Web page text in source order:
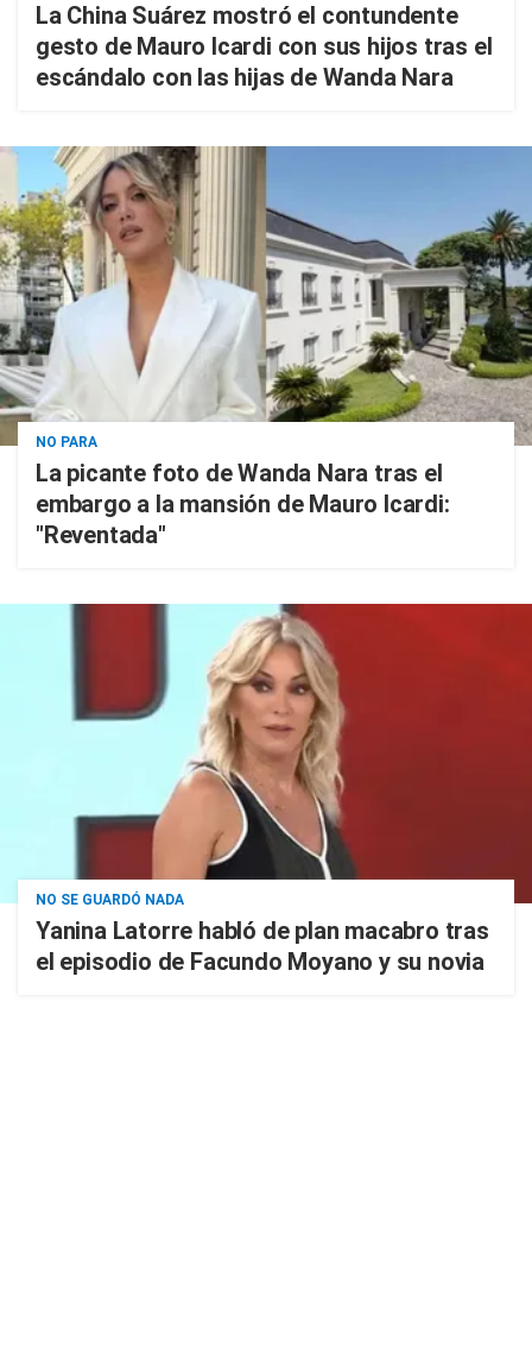
La China Suárez mostró el contundente
gesto de Mauro Icardi con sus hijos tras el
escándalo con las hijas de Wanda Nara
NO PARA
La picante foto de Wanda Nara tras el
embargo a la mansión de Mauro Icardi:
"Reventada"
NO SE GUARDÓ NADA
Yanina Latorre habló de plan macabro tras
el episodio de Facundo Moyano y su novia